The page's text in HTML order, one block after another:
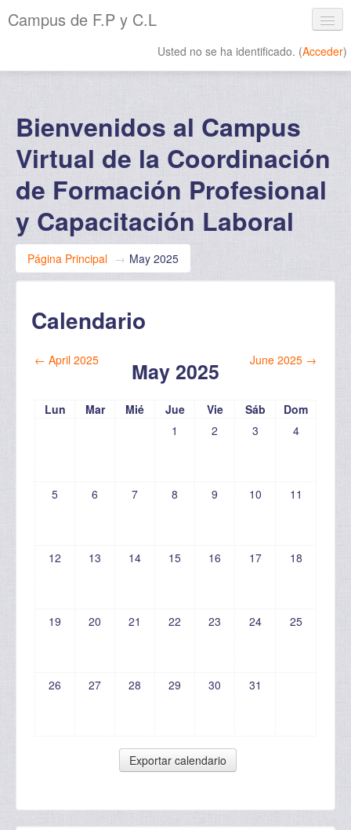
Campus de F.P y C.L
Usted no se ha identificado. (Acceder)
Bienvenidos al Campus
Virtual de la Coordinación
de Formación Profesional
y Capacitación Laboral
Página Principal → May 2025
Calendario
← April 2025 May 2025 June 2025 →
Lun Mar Mié Jue Vie Sáb
Dom
1
2 3 4
5 6 7 8 9 10 11
12 13 14 15 16 17 18
19 20 21 22 23 24 25
26 27 28 29 30 31